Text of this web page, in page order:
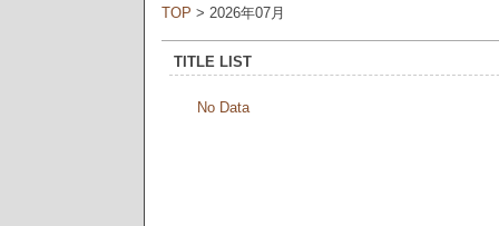
TOP > 2026年07月
TITLE LIST
No Data